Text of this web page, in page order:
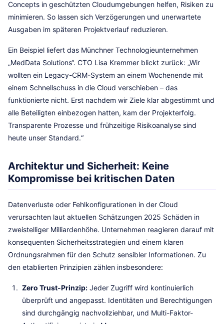
Concepts in geschützten Cloudumgebungen helfen, Risiken zu
minimieren. So lassen sich Verzögerungen und unerwartete
Ausgaben im späteren Projektverlauf reduzieren.
Ein Beispiel liefert das Münchner Technologieunternehmen
„MedData Solutions“. CTO Lisa Kremmer blickt zurück: „Wir
wollten ein Legacy-CRM-System an einem Wochenende mit
einem Schnellschuss in die Cloud verschieben – das
funktionierte nicht. Erst nachdem wir Ziele klar abgestimmt und
alle Beteiligten einbezogen hatten, kam der Projekterfolg.
Transparente Prozesse und frühzeitige Risikoanalyse sind
heute unser Standard.“
Architektur und Sicherheit: Keine
Kompromisse bei kritischen Daten
Datenverluste oder Fehlkonfigurationen in der Cloud
verursachten laut aktuellen Schätzungen 2025 Schäden in
zweistelliger Milliardenhöhe. Unternehmen reagieren darauf mit
konsequenten Sicherheitsstrategien und einem klaren
Ordnungsrahmen für den Schutz sensibler Informationen. Zu
den etablierten Prinzipien zählen insbesondere:
Zero Trust-Prinzip: Jeder Zugriff wird kontinuierlich
überprüft und angepasst. Identitäten und Berechtigungen
sind durchgängig nachvollziehbar, und Multi-Faktor-